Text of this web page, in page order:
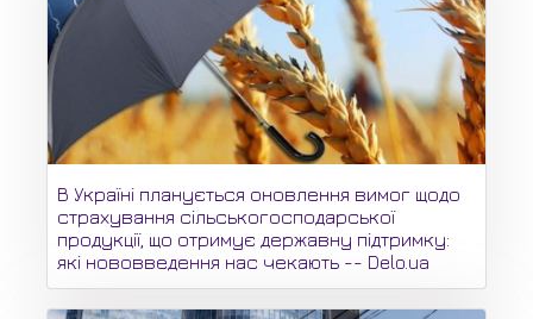
В Україні планується оновлення вимог щодо
страхування сільськогосподарської
продукції, що отримує державну підтримку:
які нововведення нас чекають -- Delo.ua